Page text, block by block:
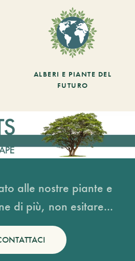
ALBERI E PIANTE DEL
FUTURO
alle nostre piante e
di più, non esitare...